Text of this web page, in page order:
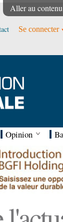
Aller au
Se connecter
Opinion